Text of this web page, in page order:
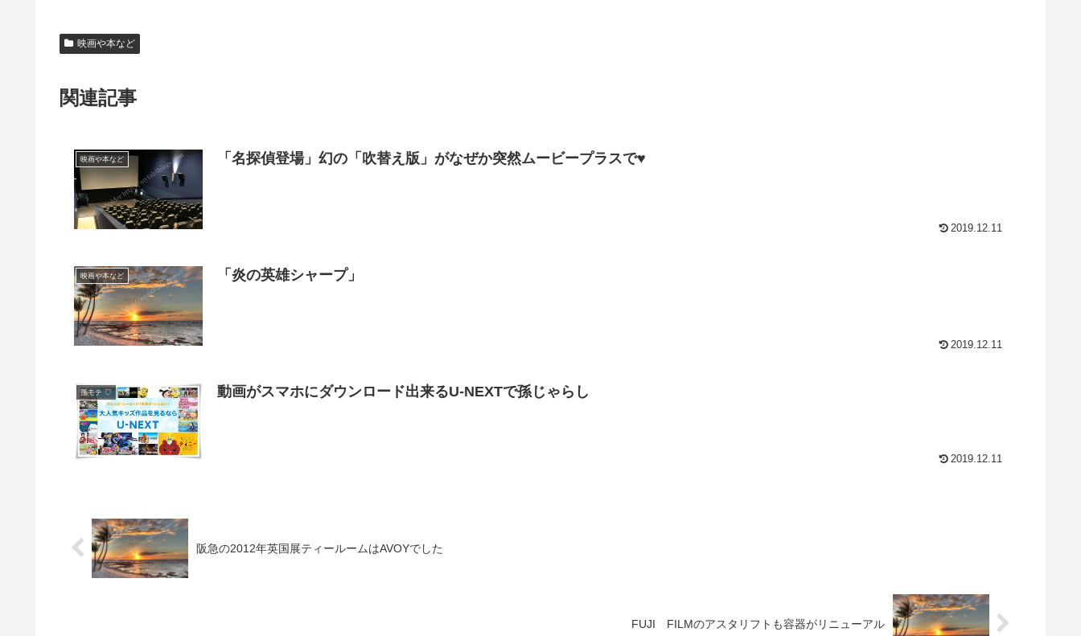
映画や本など
関連記事
映画や本など 「名探偵登場」幻の「吹替え版」がなぜか突然ムービープラスで♥
2019.12.11
映画や本など 「炎の英雄シャープ」
2019.12.11
孫モテ ♡ 動画がスマホにダウンロード出来るU-NEXTで孫じゃらし
2019.12.11
阪急の2012年英国展ティールームはAVOYでした
FUJI FILMのアスタリフトも容器がリニューアル